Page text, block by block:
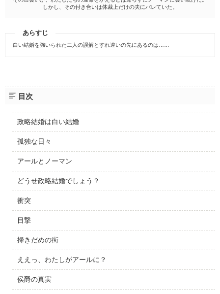
しかし、その付き合いは体裁上だけの夫にバレていた。
あらすじ
白い結婚を強いられた二人の誤解とすれ違いの先にあるのは……
目次
政略結婚は白い結婚
孤独な日々
アールとノーマン
どうせ政略結婚でしょう？
衝突
目撃
掃きだめの街
ええっ、わたしがアールに？
侯爵の真実